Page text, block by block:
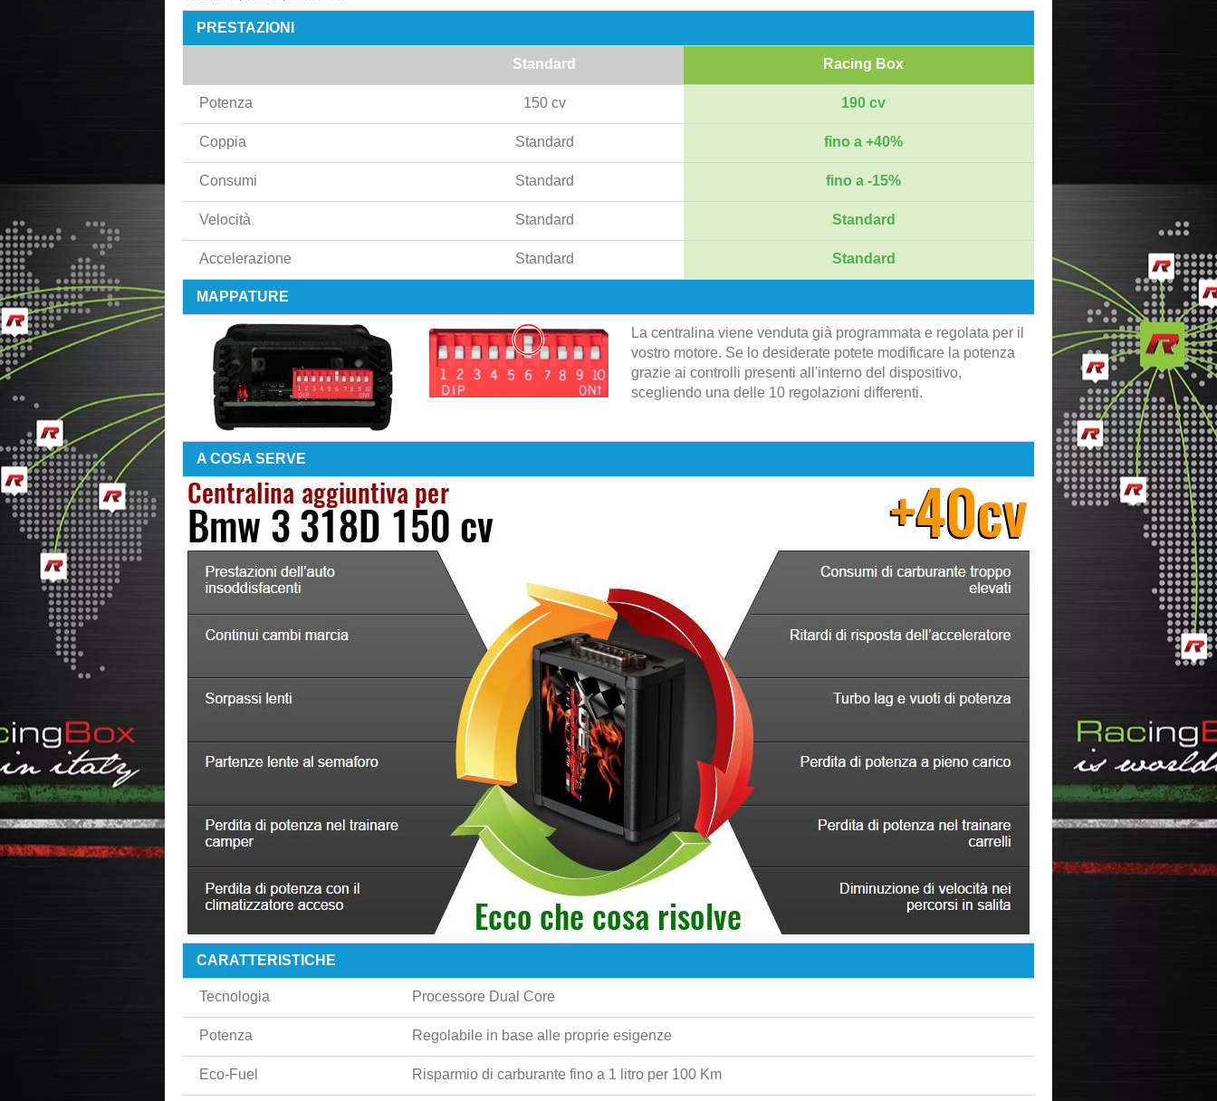
PRESTAZIONI
Standard Racing Box
Potenza 150 cv 190 cv
Coppia Standard fino a +40%
Consumi Standard fino a -15%
Velocità Standard Standard
Accelerazione Standard Standard
MAPPATURE
La centralina viene venduta già programmata e regolata per il
vostro motore. Se lo desiderate potete modificare la potenza
grazie ai controlli presenti all'interno del dispositivo,
scegliendo una delle 10 regolazioni differenti.
A COSA SERVE
CARATTERISTICHE
Tecnologia Processore Dual Core
Potenza Regolabile in base alle proprie esigenze
Eco-Fuel Risparmio di carburante fino a 1 litro per 100 Km